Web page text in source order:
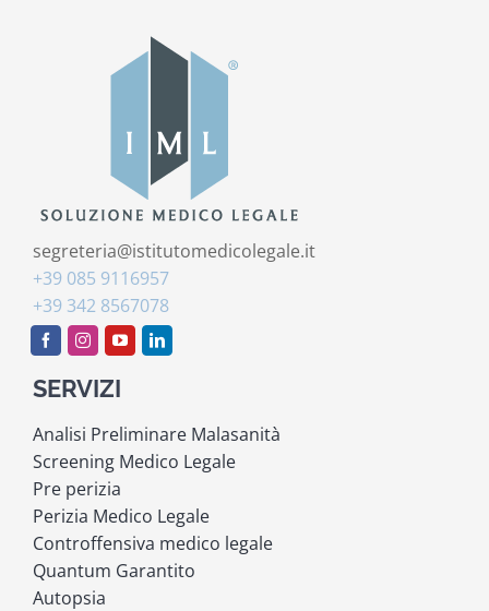
segreteria@istitutomedicolegale.it
+39 085 9116957
+39 342 8567078
SERVIZI
Analisi Preliminare Malasanità
Screening Medico Legale
Pre perizia
Perizia Medico Legale
Controffensiva medico legale
Quantum Garantito
Autopsia